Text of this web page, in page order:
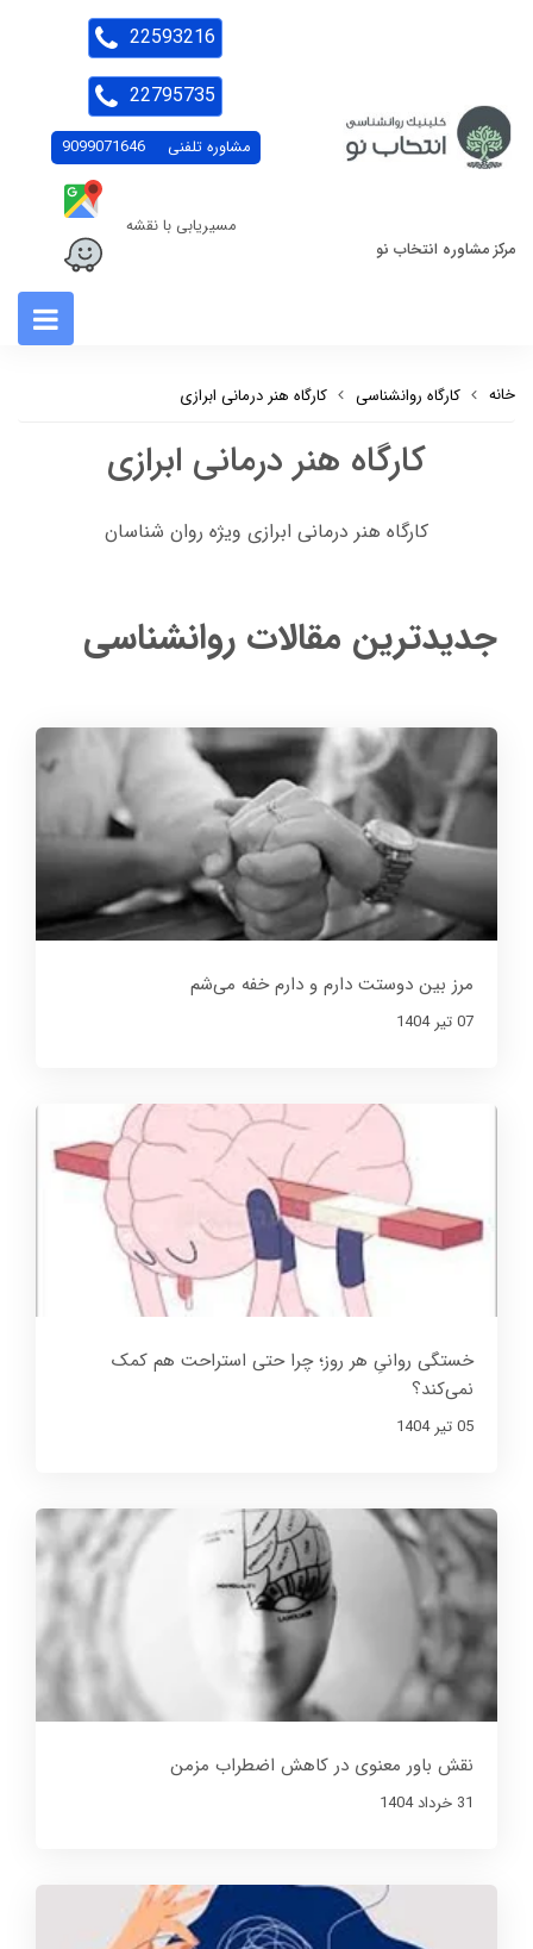
مرکز مشاوره انتخاب نو
مشاوره تلفنی 9099071646
مسیریابی با نقشه
22593216
22795735
خانه کارگاه روانشناسی کارگاه هنر درمانی ابرازی
کارگاه هنر درمانی ابرازی
کارگاه هنر درمانی ابرازی ویژه روان شناسان
جدیدترین مقالات روانشناسی
مرز بین دوستت دارم و دارم خفه می‌شم
07 تير 1404
خستگی روانیِ هر روز؛ چرا حتی استراحت هم کمک
نمی‌کند؟
05 تير 1404
نقش باور معنوی در کاهش اضطراب مزمن
31 خرداد 1404